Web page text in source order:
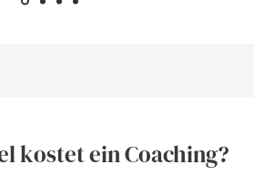
kostet ein Coaching?